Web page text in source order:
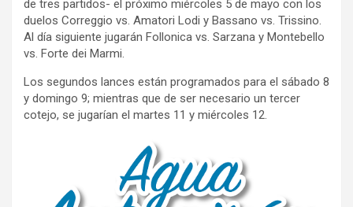
de tres partidos- el próximo miércoles 5 de mayo con los
duelos Correggio vs. Amatori Lodi y Bassano vs. Trissino.
Al día siguiente jugarán Follonica vs. Sarzana y Montebello
vs. Forte dei Marmi.
Los segundos lances están programados para el sábado 8
y domingo 9; mientras que de ser necesario un tercer
cotejo, se jugarían el martes 11 y miércoles 12.